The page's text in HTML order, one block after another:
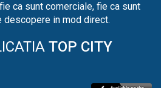
ca sunt comerciale, fie ca sunt
in mod direct.
TOP CITY